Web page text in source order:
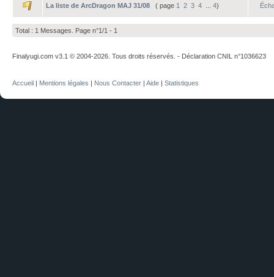
La liste de ArcDragon MAJ 31/08 ( page 1 2 3 4 4)
Total : 1 Messages. Page n°1/1 - 1
Finalyugi.com v3.1 © 2004-2026. Tous droits réservés. - Déclaration CNIL n°1036623
Accueil | Mentions légales | Nous Contacter | Aide | Statistiques